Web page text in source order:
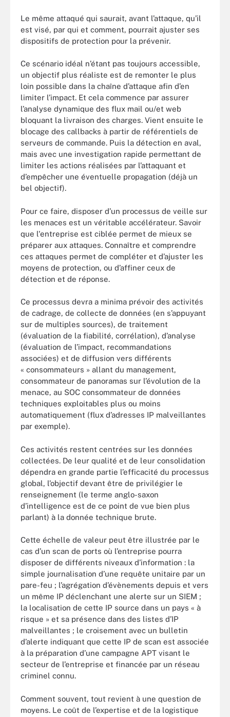
Le même attaqué qui saurait, avant l’attaque, qu’il
est visé, par qui et comment, pourrait ajuster ses
dispositifs de protection pour la prévenir.
Ce scénario idéal n’étant pas toujours accessible,
un objectif plus réaliste est de remonter le plus
loin possible dans la chaîne d’attaque afin d’en
limiter l’impact. Et cela commence par assurer
l’analyse dynamique des flux mail ou/et web
bloquant la livraison des charges. Vient ensuite le
blocage des callbacks à partir de référentiels de
serveurs de commande. Puis la détection en aval,
mais avec une investigation rapide permettant de
limiter les actions réalisées par l’attaquant et
d’empêcher une éventuelle propagation (déjà un
bel objectif).
Pour ce faire, disposer d’un processus de veille sur
les menaces est un véritable accélérateur. Savoir
que l'entreprise est ciblée permet de mieux se
préparer aux attaques. Connaître et comprendre
ces attaques permet de compléter et d’ajuster les
moyens de protection, ou d’affiner ceux de
détection et de réponse.
Ce processus devra a minima prévoir des activités
de cadrage, de collecte de données (en s’appuyant
sur de multiples sources), de traitement
(évaluation de la fiabilité, corrélation), d’analyse
(évaluation de l’impact, recommandations
associées) et de diffusion vers différents
« consommateurs » allant du management,
consommateur de panoramas sur l’évolution de la
menace, au SOC consommateur de données
techniques exploitables plus ou moins
automatiquement (flux d’adresses IP malveillantes
par exemple).
Ces activités restent centrées sur les données
collectées. De leur qualité et de leur consolidation
dépendra en grande partie l’efficacité du processus
global, l’objectif devant être de privilégier le
renseignement (le terme anglo-saxon
d’intelligence est de ce point de vue bien plus
parlant) à la donnée technique brute.
Cette échelle de valeur peut être illustrée par le
cas d’un scan de ports où l’entreprise pourra
disposer de différents niveaux d’information : la
simple journalisation d’une requête unitaire par un
pare-feu ; l’agrégation d’évènements depuis et vers
un même IP déclenchant une alerte sur un SIEM ;
la localisation de cette IP source dans un pays « à
risque » et sa présence dans des listes d’IP
malveillantes ; le croisement avec un bulletin
d’alerte indiquant que cette IP de scan est associée
à la préparation d’une campagne APT visant le
secteur de l’entreprise et financée par un réseau
criminel connu.
Comment souvent, tout revient à une question de
moyens. Le coût de l’expertise et de la logistique